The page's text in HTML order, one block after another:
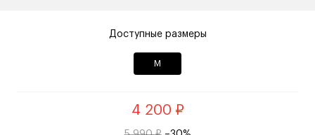
Доступные размеры
M
4 200 ₽